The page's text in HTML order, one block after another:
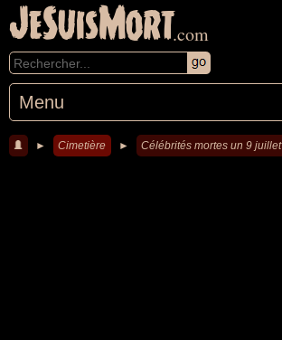
JeSuisMort.com
Menu
► Cimetière ► Célébrités mortes un 9 juillet